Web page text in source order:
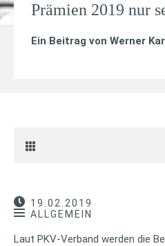
Prämien 2019 nur
Ein Beitrag von Werner
19.02.2019
ALLGEMEIN
Laut PKV-Verband werden die